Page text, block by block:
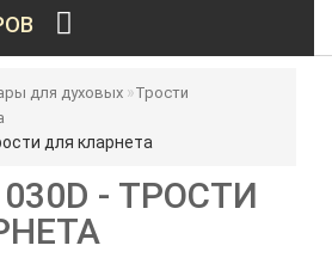
для духовых
Трости
для кларнета
- ТРОСТИ